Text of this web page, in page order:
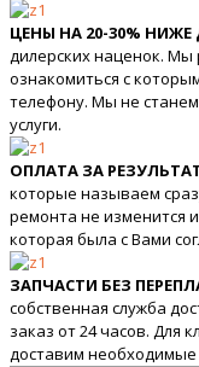
ЦЕНЫ НА 20-30%
дилерских наценок.
ознакомиться с
телефону. Мы не
услуги.
ОПЛАТА ЗА
которые называем
ремонта не изменится
которая была с Вами
ЗАПЧАСТИ БЕЗ
собственная служба
заказ от 24 часов. Для
доставим